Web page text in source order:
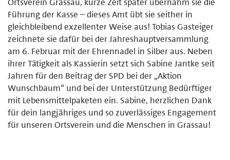
Führung der Kasse – dieses Amt übt sie seither in
gleichbleibend exzellenter Weise aus! Tobias Gasteiger
zeichnete sie dafür bei der Jahreshauptversammlung
am 6. Februar mit der Ehrennadel in Silber aus. Neben
ihrer Tätigkeit als Kassierin setzt sich Sabine Jantke seit
Jahren für den Beitrag der SPD bei der „Aktion
Wunschbaum“ und bei der Unterstützung Bedürftiger
mit Lebensmittelpaketen ein. Sabine, herzlichen Dank
für dein langjähriges und so zuverlässiges Engagement
für unseren Ortsverein und die Menschen in Grassau!